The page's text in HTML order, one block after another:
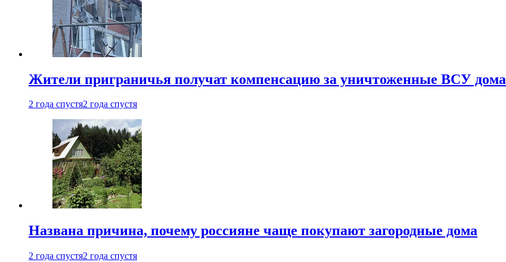
Жители приграничья получат компенсацию за уничтоженные ВСУ дома
2 года спустя2 года спустя
Названа причина, почему россияне чаще покупают загородные дома
2 года спустя2 года спустя